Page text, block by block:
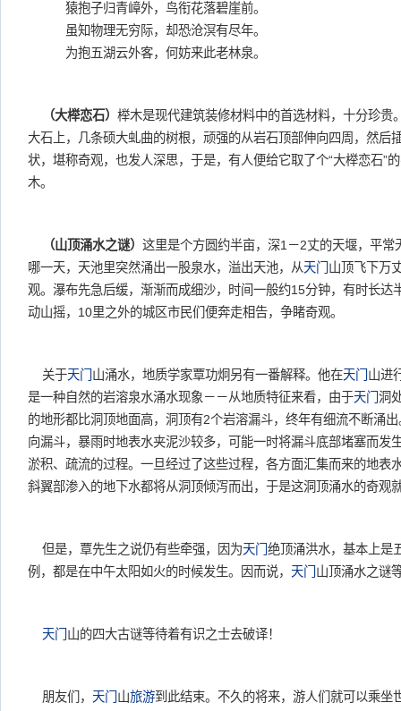
猿抱子归青嶂外，鸟衔花落碧崖前。
虽知物理无穷际，却恐沧溟有尽年。
为抱五湖云外客，何妨来此老林泉。
（大榉恋石） 榉木是现代建筑装修材料中的首选材料，十分珍贵
大石上，几条硕大虬曲的树根，顽强的从岩石顶部伸向四周，然后
状，堪称奇观，也发人深思，于是，有人便给它取了个“大榉恋石”
木。
（山顶涌水之谜） 这里是个方圆约半亩，深1－2丈的天堰，平常
哪一天，天池里突然涌出一股泉水，溢出天池，从天门 山顶飞下万
观。瀑布先急后缓，渐渐而成细沙，时间一般约15分钟，有时长达
动山摇，10里之外的城区市民们便奔走相告，争睹奇观。
关于天门 山涌水，地质学家覃功炯另有一番解释。他在天门 山进
是一种自然的岩溶泉水涌水现象－－从地质特征来看，由于天门 洞
的地形都比洞顶地面高，洞顶有2个岩溶漏斗，终年有细流不断涌
向漏斗，暴雨时地表水夹泥沙较多，可能一时将漏斗底部堵塞而发
淤积、疏流的过程。一旦经过了这些过程，各方面汇集而来的地表
斜翼部渗入的地下水都将从洞顶倾泻而出，于是这洞顶涌水的奇观
但是，覃先生之说仍有些牵强，因为天门 绝顶涌洪水，基本上是
例，都是在中午太阳如火的时候发生。因而说， 天门 山顶涌水之谜
天门 山的四大古谜等待着有识之士去破译！
朋友们， 天门 山旅游到此结束。不久的将来，游人们就可以乘坐